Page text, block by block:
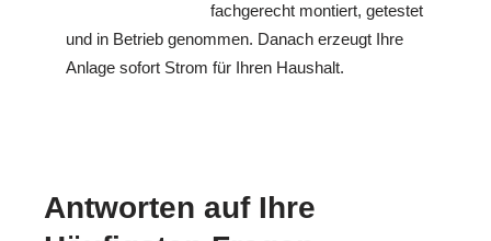
fachgerecht montiert, getestet
und in Betrieb genommen. Danach erzeugt Ihre
Anlage sofort Strom für Ihren Haushalt.
Antworten auf Ihre